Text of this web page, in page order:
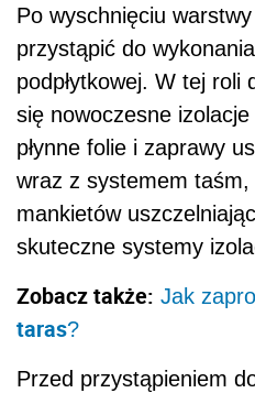
Po wyschnięciu
przystąpić do
podpłytkowej. W tej roli
się nowoczesne
płynne folie i zaprawy
wraz z systemem taśm,
mankietów
skuteczne systemy
Zobacz także: Jak
taras?
Przed przystąpieniem